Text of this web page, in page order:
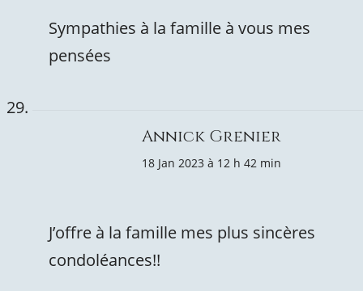
Sympathies à la famille à vous mes
pensées
Annick Grenier
18 Jan 2023 à 12 h 42 min
J’offre à la famille mes plus sincères
condoléances!!